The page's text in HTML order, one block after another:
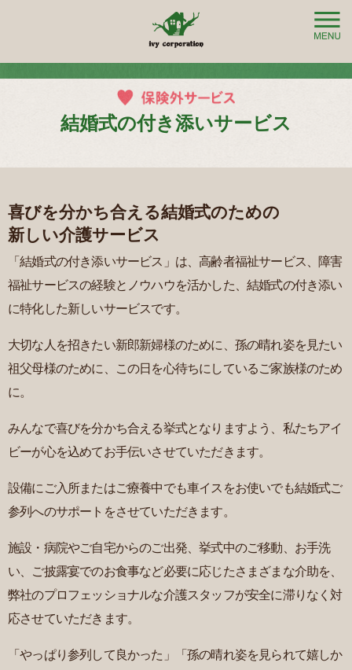
結婚式の付き添いサービス
喜びを分かち合える結婚式のための
新しい介護サービス
「結婚式の付き添いサービス」は、高齢者福祉サービス、障害
福祉サービスの経験とノウハウを活かした、 結婚式の付き添い
に特化した新しいサービスです。
大切な人を招きたい新郎新婦様のために、 孫の晴れ姿を見たい
祖父母様のために、
この日を心待ちにしているご家族様のため
に。
みんなで喜びを分かち合える挙式となりますよう、 私たちアイ
ビーが心を込めてお手伝いさせていただきます。
設備にご入所またはご療養中でも車イスをお使いでも結婚式ご
参列へのサポートをさせていただきます。
施設・病院やご自宅からのご出発、挙式中のご移動、 お手洗
い、ご披露宴でのお食事など必要に応じたさまざまな介助を、
弊社のプロフェッショナルな介護スタッフが安全に滞りなく対
応させていただきます。
「やっぱり参列して良かった」
「孫の晴れ姿を見られて嬉しか